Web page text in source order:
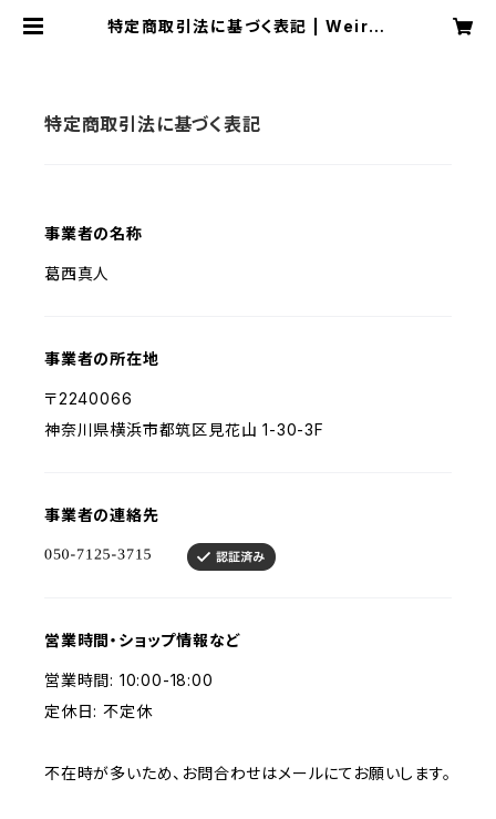
特定商取引法に基づく表記 | Weirte
特定商取引法に基づく表記
事業者の名称
葛西真人
事業者の所在地
〒2240066
神奈川県横浜市都筑区見花山 1-30-3F
事業者の連絡先
営業時間・ショップ情報など
営業時間: 10:00-18:00
定休日: 不定休
不在時が多いため、お問合わせはメールにてお願いします。